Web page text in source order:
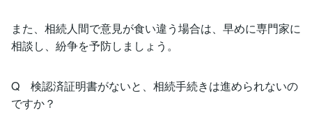
また、相続人間で意見が食い違う場合は、早めに専門家に
相談し、紛争を予防しましょう。
Q 検認済証明書がないと、相続手続きは進められないの
ですか？